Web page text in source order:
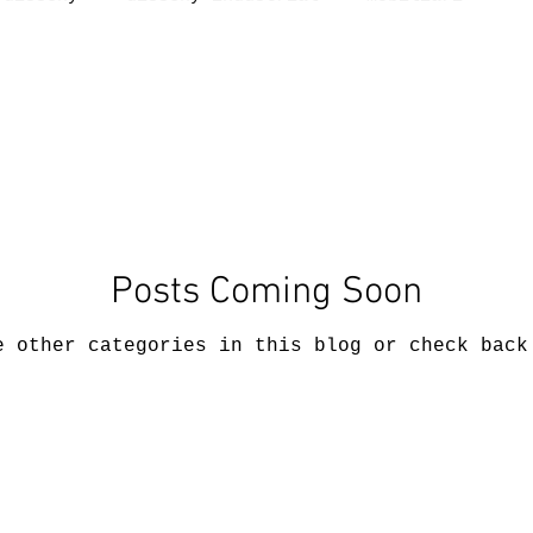
Posts Coming Soon
other categories in this blog or check